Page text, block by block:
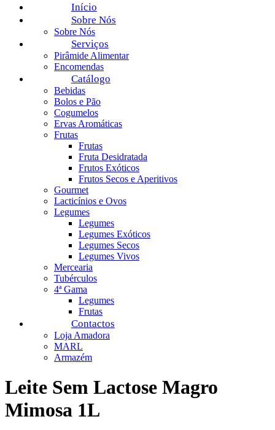
Início
Sobre Nós
Sobre Nós
Serviços
Pirâmide Alimentar
Encomendas
Catálogo
Bebidas
Bolos e Pão
Cogumelos
Ervas Aromáticas
Frutas
Frutas
Fruta Desidratada
Frutos Exóticos
Frutos Secos e Aperitivos
Gourmet
Lacticínios e Ovos
Legumes
Legumes
Legumes Exóticos
Legumes Secos
Legumes Vivos
Mercearia
Tubérculos
4ª Gama
Legumes
Frutas
Contactos
Loja Amadora
MARL
Armazém
Leite Sem Lactose Magro
Mimosa 1L